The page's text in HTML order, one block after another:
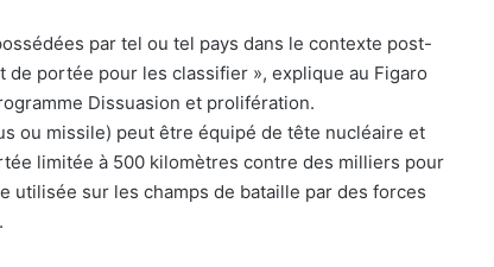
par tel ou tel pays dans le contexte post-
portée pour les classifier », explique au Figaro
Dissuasion et prolifération.
ou missile) peut être équipé de tête nucléaire et
limitée à 500 kilomètres contre des milliers pour
utilisée sur les champs de bataille par des forces